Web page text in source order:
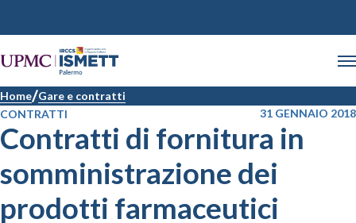
Home Gare e contratti
CONTRATTI
31 GENNAIO 2018
Contratti di fornitura in
somministrazione dei
prodotti farmaceutici